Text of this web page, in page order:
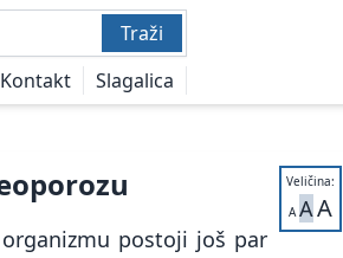
Traži
Kontakt Slagalica
Veličina:
A AA
postoji još par